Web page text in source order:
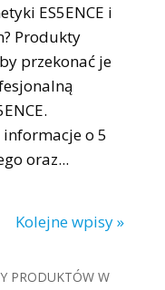
ES5ENCE i
Produkty
przekonać je
informacje o 5
oraz...
Kolejne wpisy »
PRODUKTÓW W